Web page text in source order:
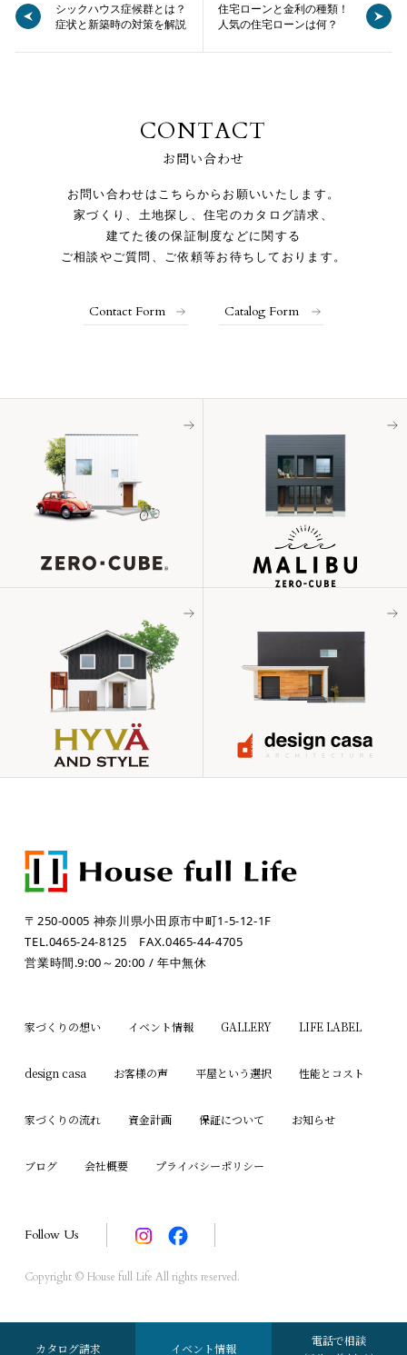
シックハウス症候群とは？
症状と新築時の対策を解説
住宅ローンと金利の種類！
人気の住宅ローンは何？
CONTACT
お問い合わせ
お問い合わせはこちらからお願いいたします。
家づくり、土地探し、住宅のカタログ請求、
建てた後の保証制度などに関する
ご相談やご質問、ご依頼等お待ちしております。
Contact Form Catalog Form
〒250-0005 神奈川県小田原市中町1-5-12-1F
TEL.0465-24-8125 FAX.0465-44-4705
営業時間.9:00～20:00 / 年中無休
家づくりの想い イベント情報 GALLERY LIFE LABEL
design casa お客様の声 平屋という選択 性能とコスト
家づくりの流れ 資金計画 保証について お知らせ
ブログ 会社概要 プライバシーポリシー
Follow Us
Copyright © House full Life All rights reserved.
カタログ請求 イベント情報 電話で相談